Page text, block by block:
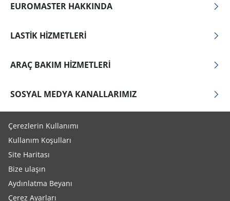
EUROMASTER HAKKINDA
LASTIK HIZMETLERI
ARAÇ BAKIM HIZMETLERI
SOSYAL MEDYA KANALLARIMIZ
Çerezlerin Kullanımı
Kullanım Koşulları
Site Haritası
Bize ulaşın
Aydınlatma Beyanı
Çerez Ayarları